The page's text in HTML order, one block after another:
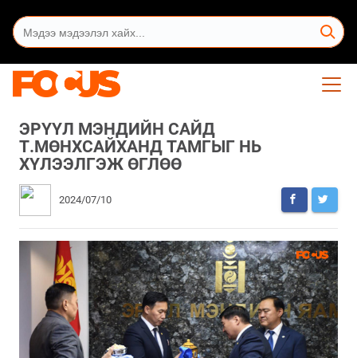
ЭРҮҮЛ МЭНДИЙН САЙД
Т.МӨНХСАЙХАНД ТАМГЫГ НЬ
ХҮЛЭЭЛГЭЖ ӨГЛӨӨ
2024/07/10